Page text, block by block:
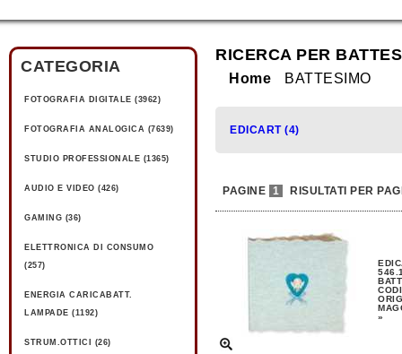
CATEGORIA
FOTOGRAFIA DIGITALE (3962)
FOTOGRAFIA ANALOGICA (7639)
STUDIO PROFESSIONALE (1365)
AUDIO E VIDEO (426)
GAMING (36)
ELETTRONICA DI CONSUMO
(257)
ENERGIA CARICABATT.
LAMPADE (1192)
STRUM.OTTICI (26)
RICERCA PER
Home BATTESIMO
EDICART (4)
PAGINE 1 RISULTATI PER
»